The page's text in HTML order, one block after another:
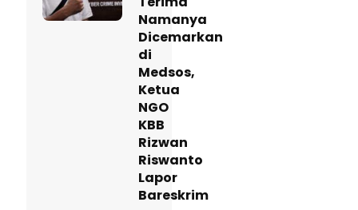
Namanya
Dicemarkan
di
Medsos,
Ketua
NGO
KBB
Rizwan
Riswanto
Lapor
Bareskrim